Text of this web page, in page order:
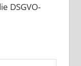
DSGVO-